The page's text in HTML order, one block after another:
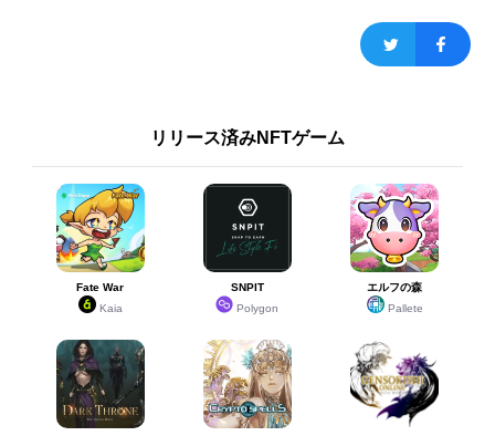
リリース済みNFTゲーム
Fate War
Kaia
SNPIT
Polygon
エルフの森
Pallete